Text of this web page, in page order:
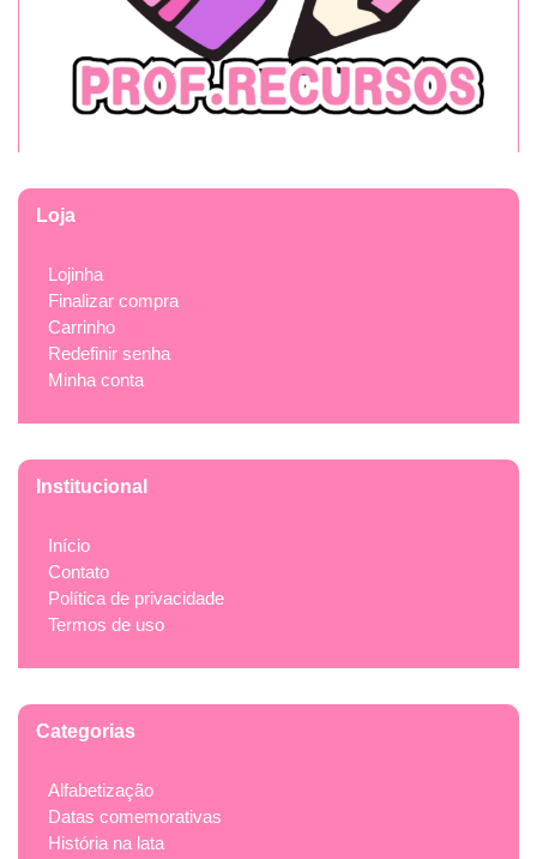
Loja
Lojinha
Finalizar compra
Carrinho
Redefinir senha
Minha conta
Institucional
Início
Contato
Política de privacidade
Termos de uso
Categorias
Alfabetização
Datas comemorativas
História na lata